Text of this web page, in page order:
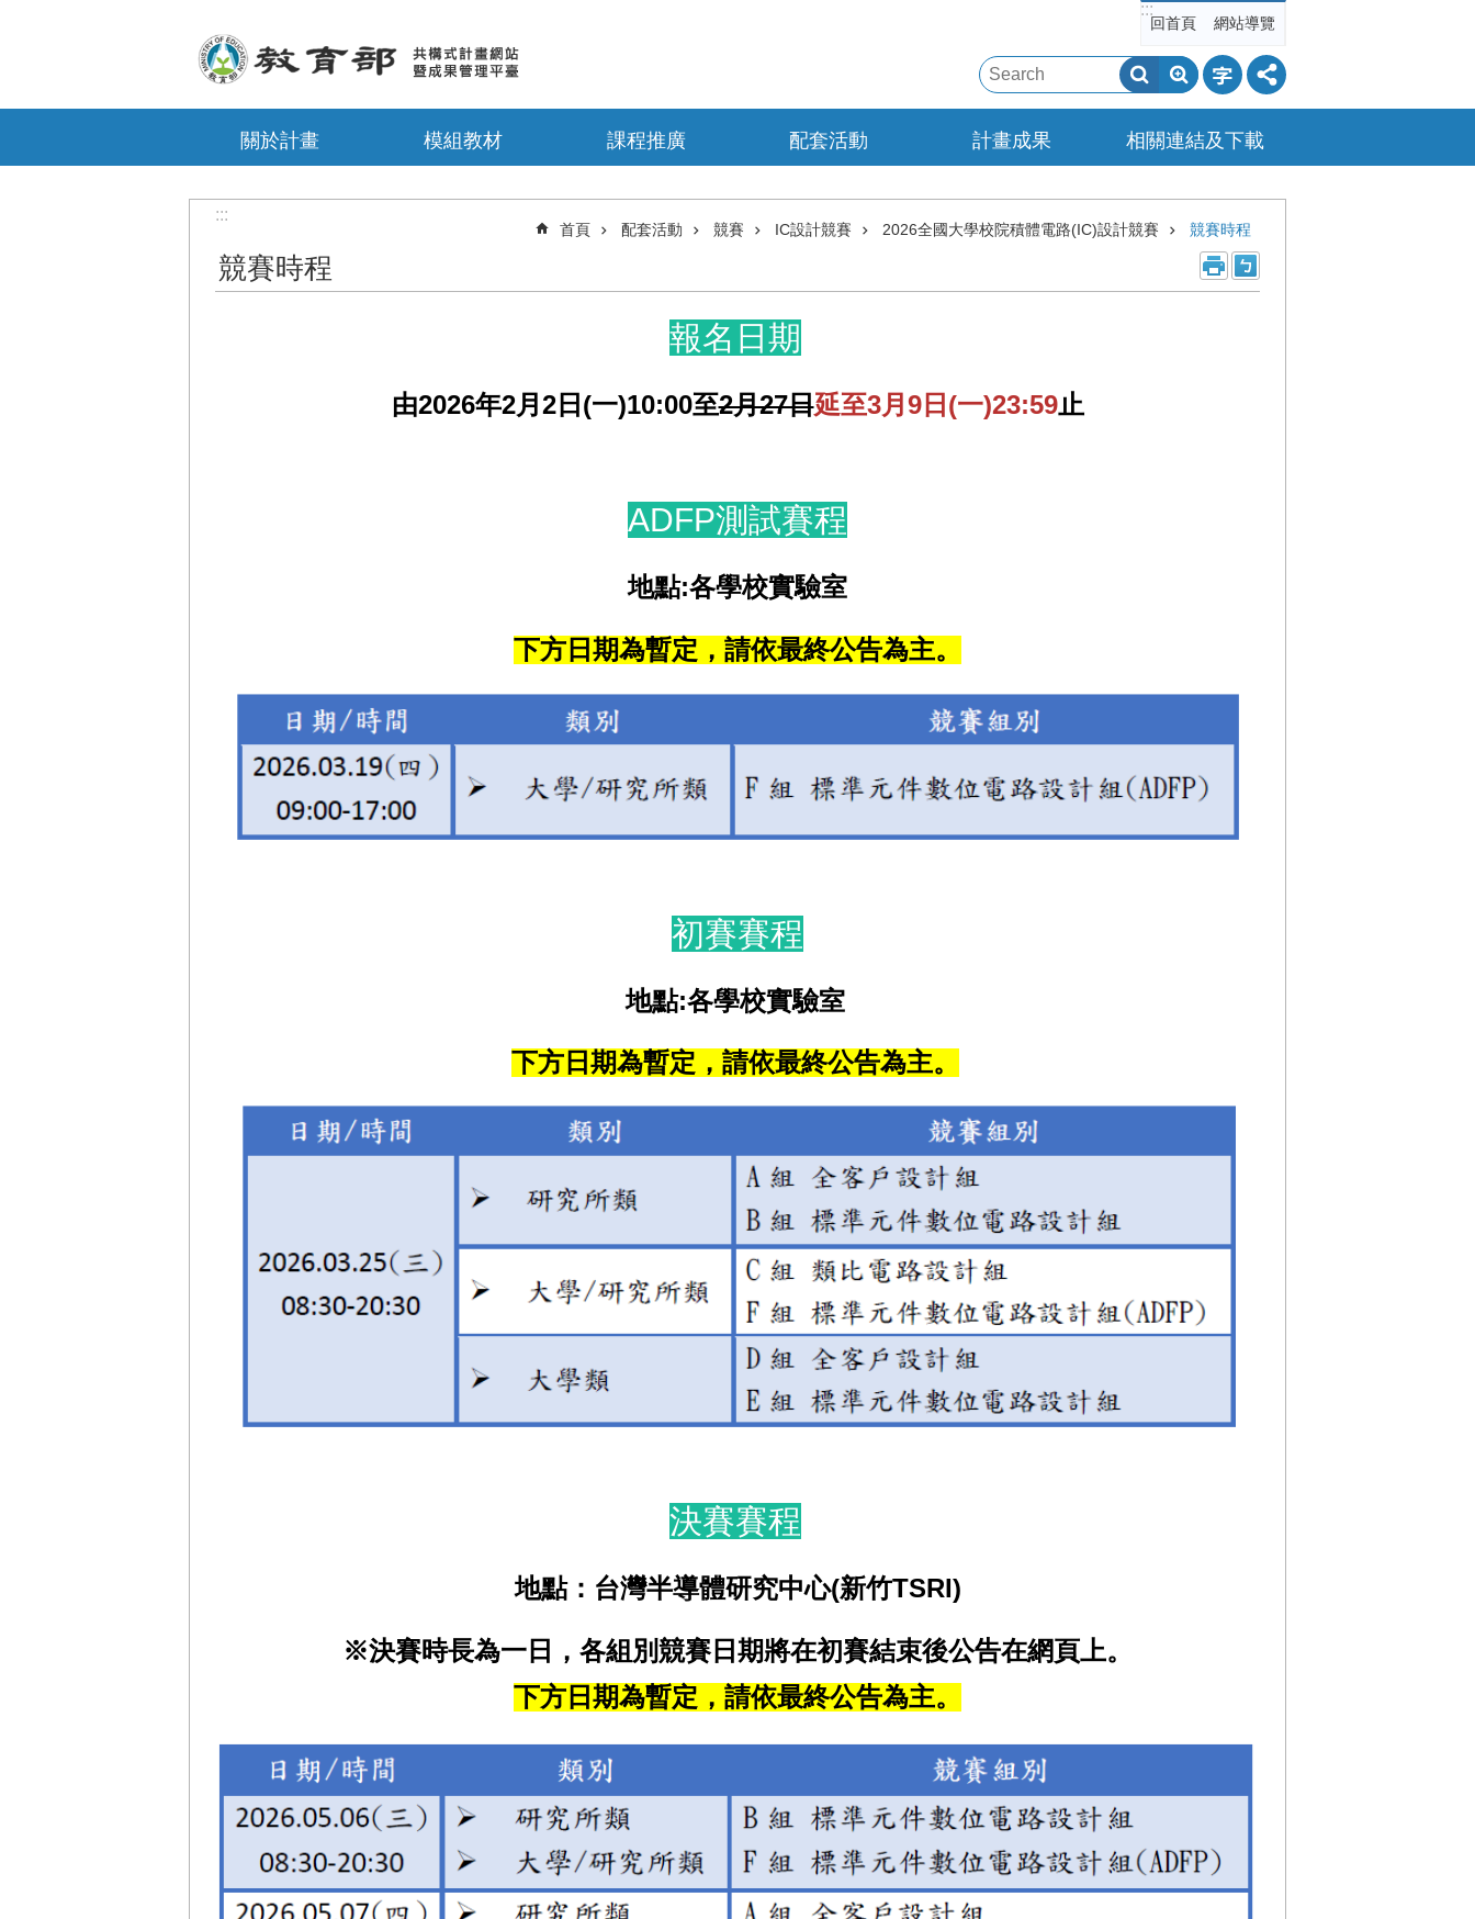
:::
回首頁 網站導覽
關於計畫 模組教材 課程推廣 配套活動 計畫成果 相關連結及下載
:::
首頁 配套活動 競賽 IC設計競賽 2026全國大學校院積體電路(IC)設計競賽 競賽時程
競賽時程
報名日期
由2026年2月2日(一)10:00至2月27日延至3月9日(一)23:59止
ADFP測試賽程
地點:各學校實驗室
下方日期為暫定，請依最終公告為主。
初賽賽程
地點:各學校實驗室
下方日期為暫定，請依最終公告為主。
決賽賽程
地點：台灣半導體研究中心(新竹TSRI)
※決賽時長為一日，各組別競賽日期將在初賽結束後公告在網頁上。
下方日期為暫定，請依最終公告為主。